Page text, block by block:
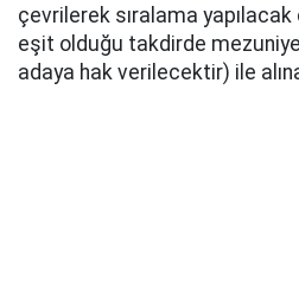
çevrilerek sıralama
eşit olduğu takdirde
adaya hak verilecektir) ile